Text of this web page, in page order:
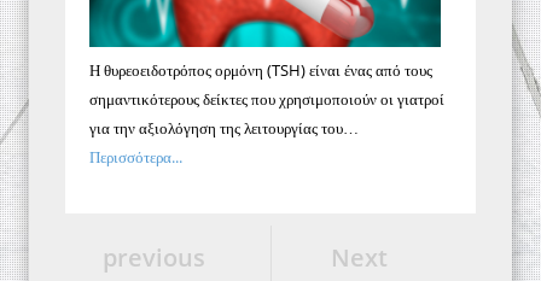
Η θυρεοειδοτρόπος ορμόνη (TSH) είναι ένας από τους
σημαντικότερους δείκτες που χρησιμοποιούν οι γιατροί
για την αξιολόγηση της λειτουργίας του…
Περισσότερα...
Next
previous